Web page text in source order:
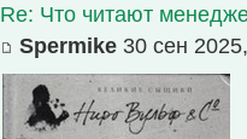
Re: Что читают
Spermike 30 сен